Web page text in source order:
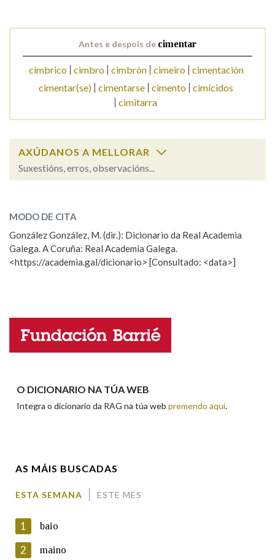
Pertence a
LIMPAR BUSCA
Antes e despois de cimentar
címbrico cimbro cimbrón cimeiro
cimentación
cimentar(se) cimentarse cimento cimícidos
cimitarra
AXÚDANOS A MELLORAR
Suxestións, erros, observacións...
ESCOLLE UNHA OPCIÓN:
Observación Hai un erro na palabra
Propoño mellorar a definición
Nome
MODO DE CITA
González González, M. (dir.): Dicionario da Real Academia
Galega. A Coruña: Real Academia Galega.
<https://academia.gal/dicionario> [Consultado: <data>]
O DICIONARIO NA TÚA WEB
Integra o dicionario da RAG na túa web premendo aquí.
AS MÁIS BUSCADAS
ESTA SEMANA ESTE MES
1 baio
2 maino